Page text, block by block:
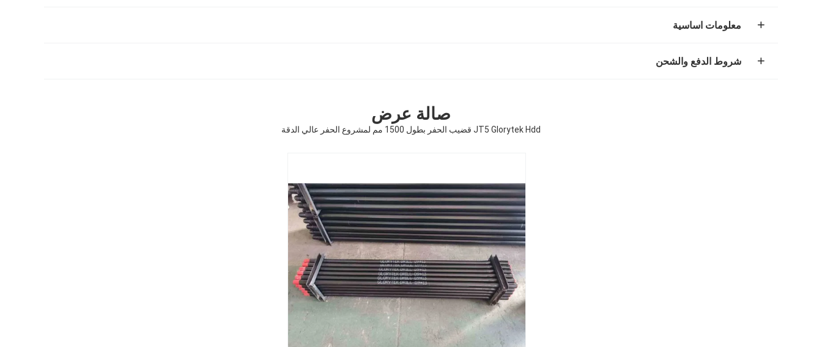
معلومات اساسية
شروط الدفع والشحن
صالة عرض
JT5 Glorytek Hdd قضيب الحفر بطول 1500 مم لمشروع الحفر عالي الدقة